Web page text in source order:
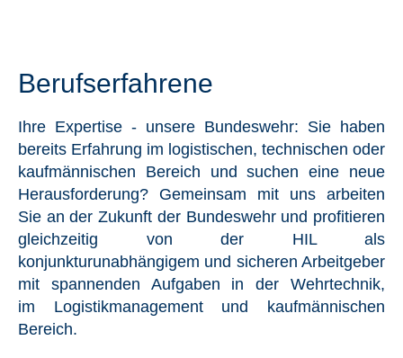
Berufserfahrene
Ihre Expertise - unsere Bundeswehr: Sie haben
bereits Erfahrung im logistischen, technischen oder
kaufmännischen Bereich und suchen eine neue
Herausforderung? Gemeinsam mit uns arbeiten
Sie an der Zukunft der Bundeswehr und profitieren
gleichzeitig von der HIL als
konjunkturunabhängigem und sicheren Arbeitgeber
mit spannenden Aufgaben in der Wehrtechnik,
im Logistikmanagement und kaufmännischen
Bereich.